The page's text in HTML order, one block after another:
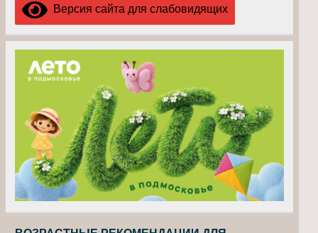
Версия сайта для слабовидящих